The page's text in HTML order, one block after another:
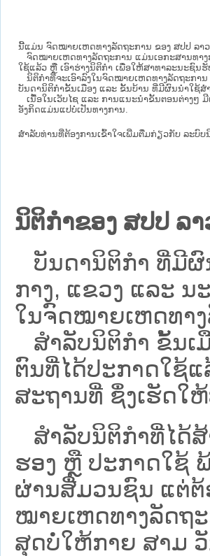
ນີ້ແມ່ນ ຈົດໝາຍເຫດທາງລັດຖະການ ຂອງ ສປປ ລາ
ຈົດໝາຍເຫດທາງລັດຖະການ ແມ່ນ​ເອ​ກະ​ສານ​ທາງ​
ໃຊ້ແລ້ວ ຫຼື ເອົາຮ່າງນິຕິກໍາ ເພື່ອໃຫ້​ສາ​ທາ​ລະ​ນະ​ຊົນ​
ນິ​ຕິ​ກຳ​ທີ່​ຈະ​ເອົາ​ລົງ​ໃນ​ຈົດ​ໝາຍ​ເຫດ​ທາງ​ລັດ​ຖະ​ກາ
ບັນ​ດານິ​ຕິ​ກຳ​ຂັ້ນ​ເມືອງ ແລະ ຂັ້ນ​ບ້ານ ​ທີ່​ມີ​ຜົນ​ນຳ​ໃຊ້​ສ
ເນື້ອໃນ​ເວັບ​ໄຊ​ ແລະ ການແນະນໍາຂັ້ນຕອນຕ່າງໆ
ອັງກິດແມ່ນແປບໍ່ເປັນທາງການ.
ສໍາລັບທ່ານທີ່ຕ້ອງການເຂົ້າໃຈເພີ່ມຕື່ມກ່ຽວກັບ ລະບົ
ນິຕິກຳຂອງ ສປປ ລ
ບັນດານິຕິກໍາ ທີ່ມີຜົ
ກາງ, ແຂວງ ແລະ
ໃນຈົດໝາຍເຫດທາ
ສຳລັບນິ​ຕິ​ກຳ ຂັ້ນເ
ຕົນທີ່ໄດ້ປະກາດໃຊ້
ສະຖານທີ່ ຊຶ່ງເຮັດໃ
ສໍາລັບນິຕິກໍາທີ່ໄດ້
ຮອງ ຫຼື ປະກາດໃຊ້
ຜ່ານສື່ມວນຊົນ ແຕ່ຕ້
ໝາຍ​ເຫດ​ທາງ​ລັດ​ຖ
ສຸດບໍ່ໃຫ້ກາຍ ສາມ